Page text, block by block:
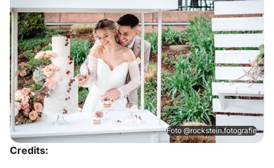
Foto @rockstein.fotografie
Credits: